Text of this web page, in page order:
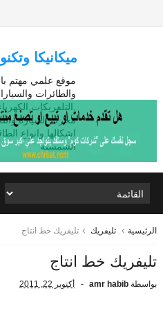
ميكانيكا
موقع علمي مهتم
والطائرات
محرك السيارة
اشكالها وانواع
الشمسية
الرئيسية تليفريك تليفريك خط انتاج
تليفريك خط انتاج
بواسطة amr habib أكتوبر 22, 2011